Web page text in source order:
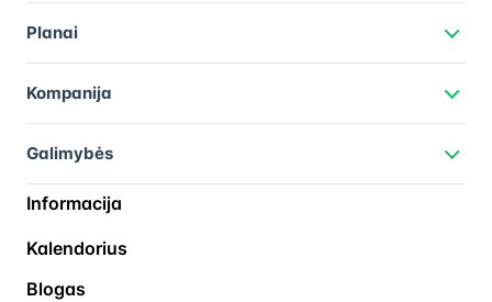
Planai
Kompanija
Galimybės
Informacija
Kalendorius
Blogas